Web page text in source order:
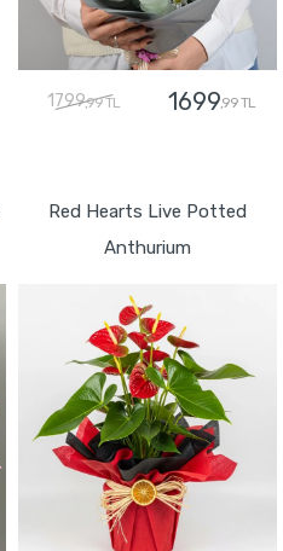
1799,99 TL 1699,99 TL
Red Hearts Live Potted
Anthurium